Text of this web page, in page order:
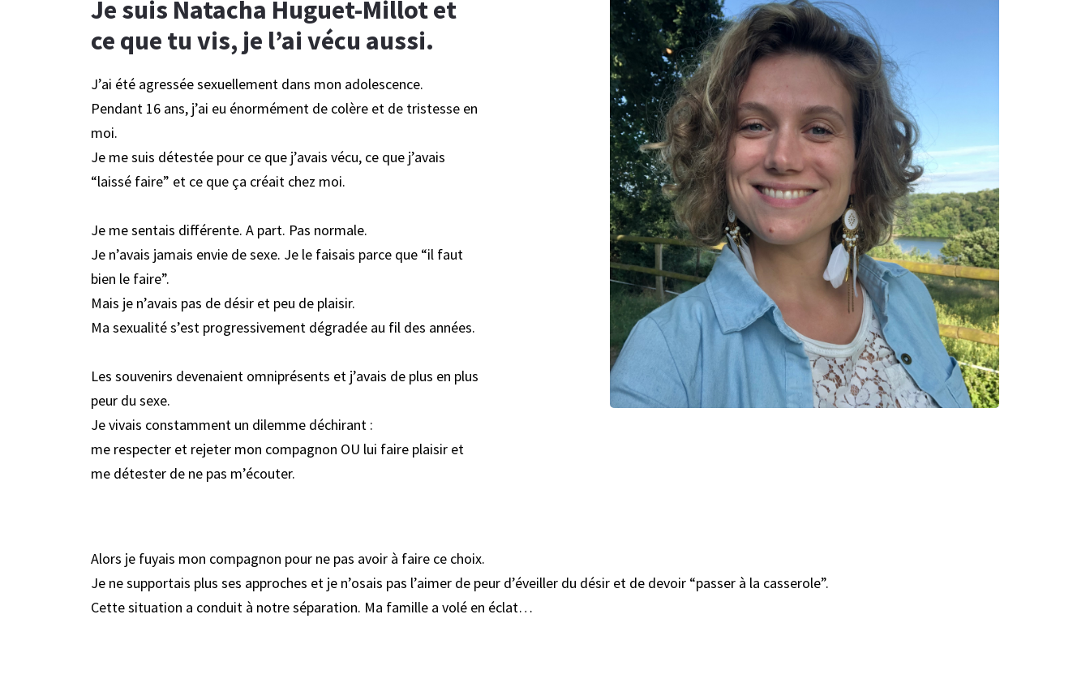
Je suis Natacha Huguet-Millot et
ce que tu vis, je l’ai vécu aussi.
J’ai été agressée sexuellement dans mon adolescence.
Pendant 16 ans, j’ai eu énormément de colère et de tristesse en
moi.
Je me suis détestée pour ce que j’avais vécu, ce que j’avais
“laissé faire” et ce que ça créait chez moi.
Je me sentais différente. A part. Pas normale.
Je n’avais jamais envie de sexe. Je le faisais parce que “il faut
bien le faire”.
Mais je n’avais pas de désir et peu de plaisir.
Ma sexualité s’est progressivement dégradée au fil des années.
Les souvenirs devenaient omniprésents et j’avais de plus en plus
peur du sexe.
Je vivais constamment un dilemme déchirant :
me respecter et rejeter mon compagnon OU lui faire plaisir et
me détester de ne pas m’écouter.
Alors je fuyais mon compagnon pour ne pas avoir à faire ce choix.
Je ne supportais plus ses approches et je n’osais pas l’aimer de peur d’éveiller du désir et de devoir “passer à la casserole”.
Cette situation a conduit à notre séparation. Ma famille a volé en éclat…